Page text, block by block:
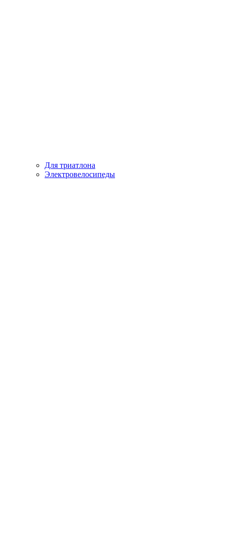
Для триатлона
Электровелосипеды